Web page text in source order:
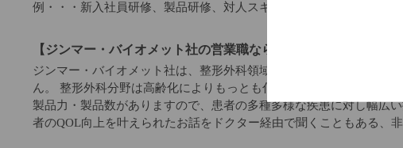
例・・・新入社員研修、製品研修、対人スキル研修、営業スキル研
【ジンマー・バイオメット社の営業職ならではの魅力】
ジンマー・バイオメット社は、整形外科領域ではトップクラスの会
ん。 整形外科分野は高齢化によりもっとも伸びる市場の一つです。
製品力・製品数がありますので、患者の多種多様な疾患に対し幅広
者のQOL向上を叶えられたお話をドクター経由で聞くこともある、